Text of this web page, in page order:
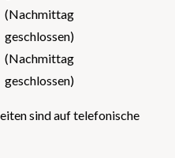
(Nachmittag
geschlossen)
(Nachmittag
geschlossen)
sind auf telefonische